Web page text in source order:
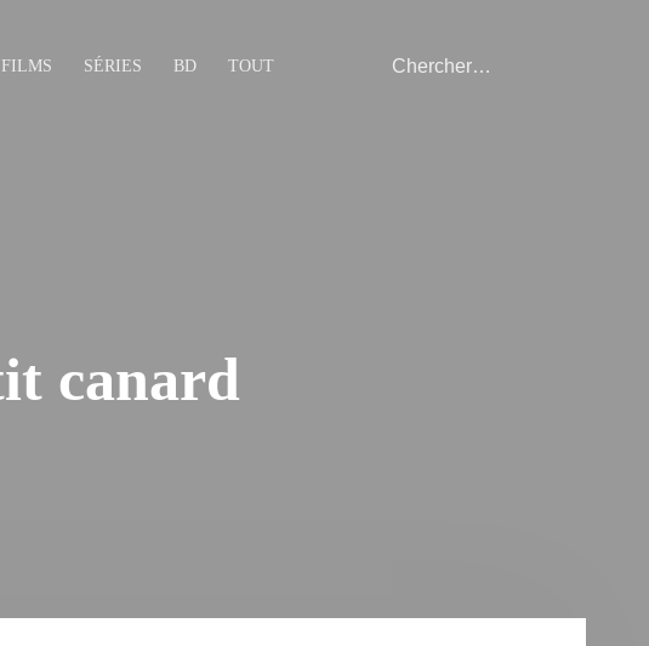
FILMS SÉRIES BD TOUT
canard